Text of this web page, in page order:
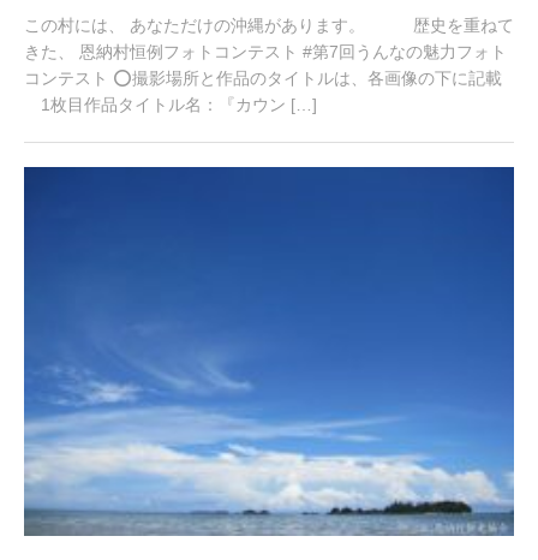
2
0
年
3
月
日
この村には、 あなただけの沖縄があります。 歴史を重ねて
きた、 恩納村恒例フォトコンテスト #第7回うんなの魅力フォト
コンテスト ⭕️撮影場所と作品のタイトルは、各画像の下に記載
1枚目作品タイトル名：『カウン […]